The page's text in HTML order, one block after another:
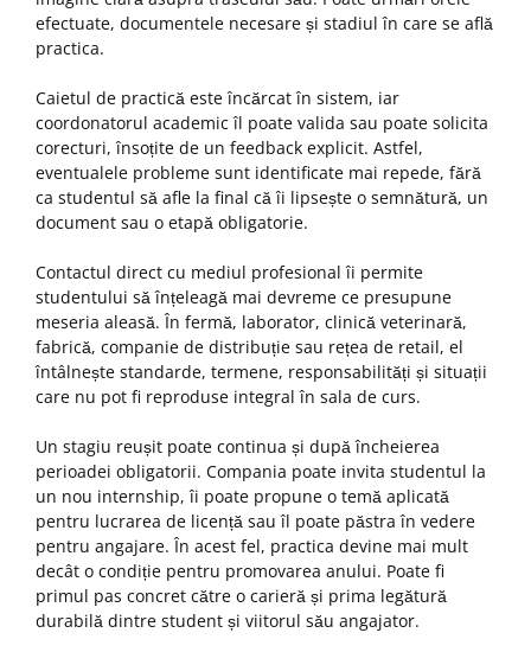
efectuate, documentele necesare și stadiul în care se află
practica.
Caietul de practică este încărcat în sistem, iar
coordonatorul academic îl poate valida sau poate solicita
corecturi, însoțite de un feedback explicit. Astfel,
eventualele probleme sunt identificate mai repede, fără
ca studentul să afle la final că îi lipsește o semnătură, un
document sau o etapă obligatorie.
Contactul direct cu mediul profesional îi permite
studentului să înțeleagă mai devreme ce presupune
meseria aleasă. În fermă, laborator, clinică veterinară,
fabrică, companie de distribuție sau rețea de retail, el
întâlnește standarde, termene, responsabilități și situații
care nu pot fi reproduse integral în sala de curs.
Un stagiu reușit poate continua și după încheierea
perioadei obligatorii. Compania poate invita studentul la
un nou internship, îi poate propune o temă aplicată
pentru lucrarea de licență sau îl poate păstra în vedere
pentru angajare. În acest fel, practica devine mai mult
decât o condiție pentru promovarea anului. Poate fi
primul pas concret către o carieră și prima legătură
durabilă dintre student și viitorul său angajator.